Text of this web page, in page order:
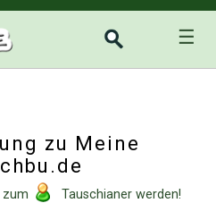
☰
zu Meine
zum Tauschianer werden!